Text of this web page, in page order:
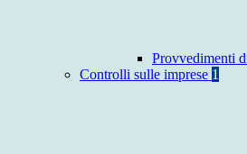
Provvedimenti
Controlli sulle imprese 1